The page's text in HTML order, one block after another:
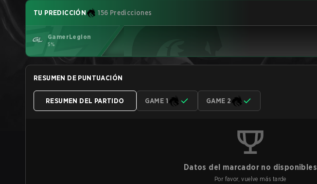
TU PREDICCIÓN 156 Predicciones
GamerLegion
5%
RESUMEN DE PUNTUACIÓN
RESUMEN DEL PARTIDO GAME 1 GAME 2
Datos del marcador no disponibles
Por favor, vuelve más tarde